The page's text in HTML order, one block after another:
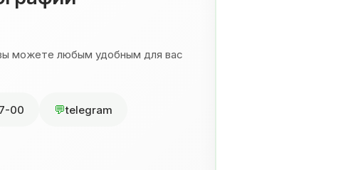
можете любым удобным для вас
00 telegram